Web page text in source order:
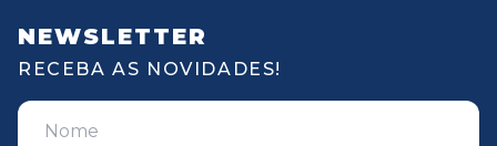
NEWSLETTER
RECEBA AS NOVIDADES!